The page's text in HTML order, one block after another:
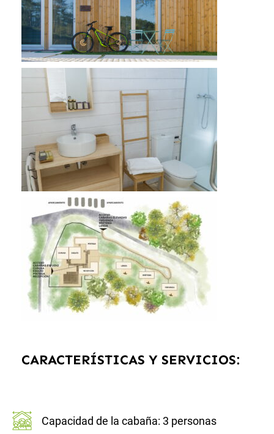
CARACTERÍSTICAS Y SERVICIOS:
Capacidad de la cabaña: 3 personas